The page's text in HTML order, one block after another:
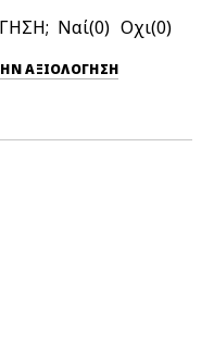
0 0
ΑΥΤΉΝ ΤΗΝ ΑΞΙΟΛΟΓΗΣΗ